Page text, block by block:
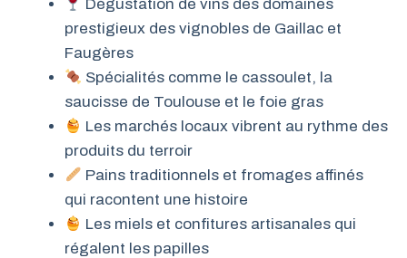
Dégustation de vins des domaines
prestigieux des vignobles de Gaillac et
Faugères
Spécialités comme le cassoulet, la
saucisse de Toulouse et le foie gras
Les marchés locaux vibrent au rythme des
produits du terroir
Pains traditionnels et fromages affinés
qui racontent une histoire
Les miels et confitures artisanales qui
régalent les papilles